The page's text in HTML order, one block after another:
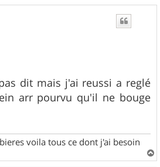
dit mais j'ai reussi a reglé
arr pourvu qu'il ne bouge
voila tous ce dont j'ai besoin
a